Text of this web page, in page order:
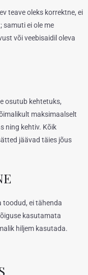
teave oleks korrektne, ei
samuti ei ole me
või veebisaidil oleva
osutub kehtetuks,
maksimaalselt
ning kehtiv. Kõik
jäävad täies jõus
toodud, ei tähenda
kasutamata
hiljem kasutada.